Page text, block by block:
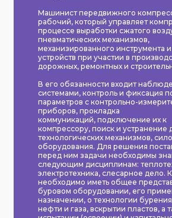
Машинист передвижного
рабочий, который управляет
процессе выработки сжатого
пневматических механизмов,
механизированного инструмента
устройств при участии в
дорожных, ремонтных и
В его обязанности входит
системами, контроль и фиксация
параметров с контрольно-
приборов, прокладка
коммуникаций, подключение их к
компрессору, поиск и устранение
технологических механизмов,
оборудования. Для решения
перед ним задачи необходимы
следующим дисциплинам:
электротехника, слесарное дело.
необходимо иметь общее
буровом оборудовании, его
назначении, о технологии
нефти и газа, вскрытии пластов, а